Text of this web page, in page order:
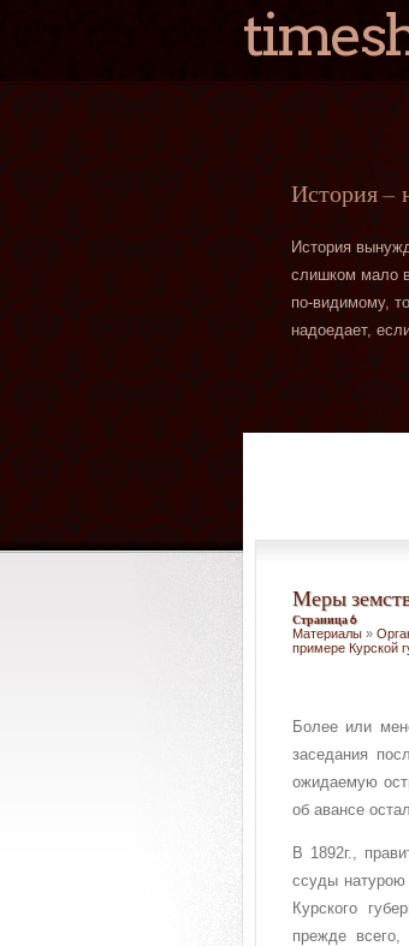
История —
История
слишком мало
по-видимому,
надоедает,
Меры
Страница 6
Материалы »
примере Курской
Более или
заседания
ожидаемую
об авансе
В 1892г.,
ссуды натурою
Курского
прежде всего,